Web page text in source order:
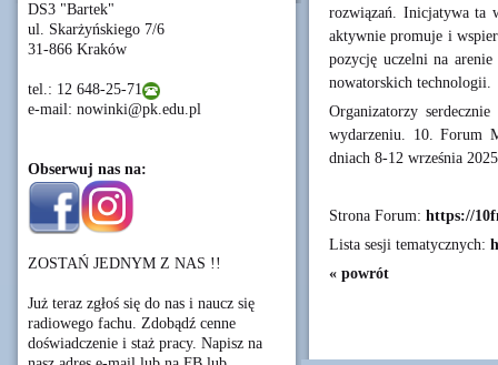
DS3 "Bartek"
ul. Skarżyńskiego 7/6
31-866 Kraków
tel.: 12 648-25-71
e-mail: nowinki@pk.edu.pl
Obserwuj nas na:
ZOSTAŃ JEDNYM Z NAS !!
Już teraz zgłoś się do nas i naucz się
radiowego fachu. Zdobądź cenne
doświadczenie i staż pracy. Napisz na
rozwiązań. Inicjatywa ta
aktywnie promuje i
pozycję uczelni na
nowatorskich technologii.
Organizatorzy
wydarzeniu. 10. Forum
dniach 8-12 września
Strona Forum: https://
Lista sesji tematycznych:
« powrót